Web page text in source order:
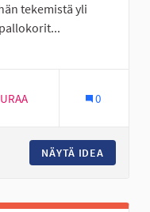
tekemistä yli
Seinäjoki
0
NÄYTÄ IDEA